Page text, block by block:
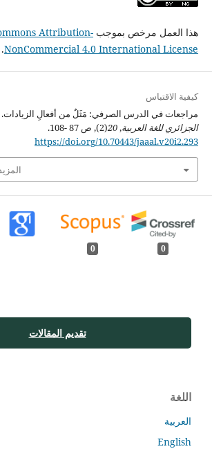
هذا العمل مرخص بموجب Attribution-
NonCommercial 4.0 International License
.
كيفية الاقتباس
مراجعات في الدرس الصرفي: مَثَلٌ من أفعالِ الزيادات.
الجزائري للغة العربية,
20(2), ص 87 -108.
https://doi.org/10.70443/jaaal.v20i2.293
0
0
تقديم المقالات
اللغة
العربية
English